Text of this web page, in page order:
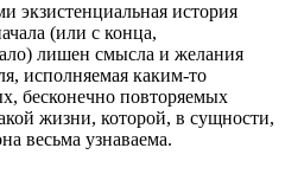
экзистенциальная история
(или с конца,
лишен смысла и желания
исполняемая каким-то
бесконечно повторяемых
жизни, которой, в сущности,
весьма узнаваема.